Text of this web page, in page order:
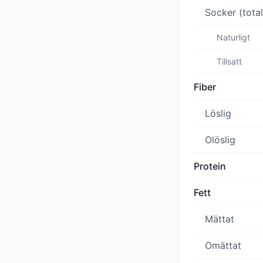
Socker
Naturligt
Tillsatt
Fiber
Löslig
Olöslig
Protein
Fett
Mättat
Omättat